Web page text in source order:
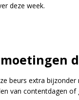
deze week.
beurs extra
van contentdagen